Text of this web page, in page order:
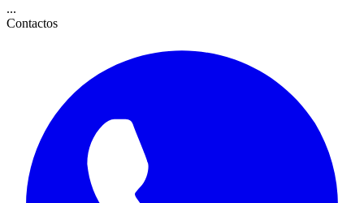
...
Contactos